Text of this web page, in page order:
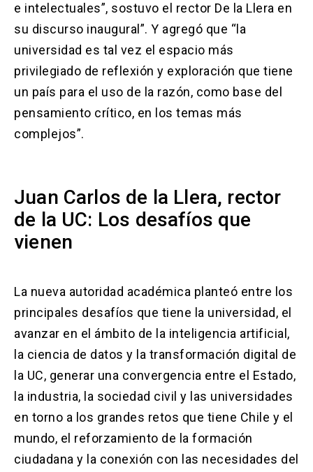
e intelectuales”, sostuvo el rector De la Llera en
su discurso inaugural”. Y agregó que “la
universidad es tal vez el espacio más
privilegiado de reflexión y exploración que tiene
un país para el uso de la razón, como base del
pensamiento crítico, en los temas más
complejos”.
Juan Carlos de la Llera, rector
de la UC: Los desafíos que
vienen
La nueva autoridad académica planteó entre los
principales desafíos que tiene la universidad, el
avanzar en el ámbito de la inteligencia artificial,
la ciencia de datos y la transformación digital de
la UC, generar una convergencia entre el Estado,
la industria, la sociedad civil y las universidades
en torno a los grandes retos que tiene Chile y el
mundo, el reforzamiento de la formación
ciudadana y la conexión con las necesidades del